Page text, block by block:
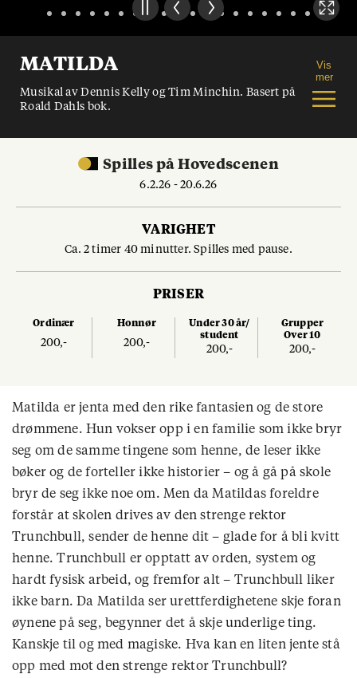
MATILDA
Musikal av Dennis Kelly og Tim Minchin. Basert på
Roald Dahls bok.
Vis
mer
Spilles på Hovedscenen
6.2.26 - 20.6.26
VARIGHET
Ca. 2 timer 40 minutter. Spilles med pause.
PRISER
Ordinær
200,-
Honnør
200,-
Under 30 år/
student
200,-
Grupper
Over 10
200,-
Matilda er jenta med den rike fantasien og de store
drømmene. Hun vokser opp i en familie som ikke bryr
seg om de samme tingene som henne, de leser ikke
bøker og de forteller ikke historier – og å gå på skole
bryr de seg ikke noe om. Men da Matildas foreldre
forstår at skolen drives av den strenge rektor
Trunchbull, sender de henne dit – glade for å bli kvitt
henne. Trunchbull er opptatt av orden, system og
hardt fysisk arbeid, og fremfor alt – Trunchbull liker
ikke barn. Da Matilda ser urettferdighetene skje foran
øynene på seg, begynner det å skje underlige ting.
Kanskje til og med magiske. Hva kan en liten jente stå
opp med mot den strenge rektor Trunchbull?